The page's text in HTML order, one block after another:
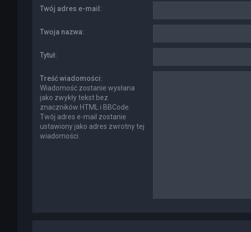
Twój adres e-mail:
Twoja nazwa:
Tytuł:
Treść wiadomości:
Wiadomość zostanie wysłana
jako zwykły tekst bez
znaczników HTML i BBCode.
Twój adres e-mail zostanie
ustawiony jako adres zwrotny tej
wiadomości.